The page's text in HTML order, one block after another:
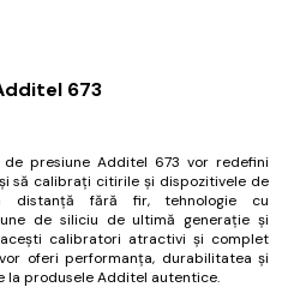
673
presiune Additel 673 vor redefini
să calibrați citirile și dispozitivele de
distanță fără fir, tehnologie cu
de siliciu de ultimă generație și
calibratori atractivi și complet
oferi performanța, durabilitatea și
produsele Additel autentice.